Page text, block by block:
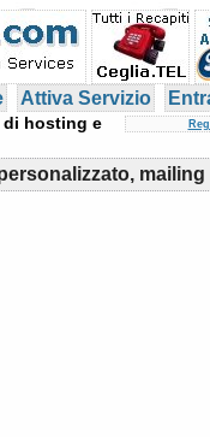
Attiva Servizio
hosting e